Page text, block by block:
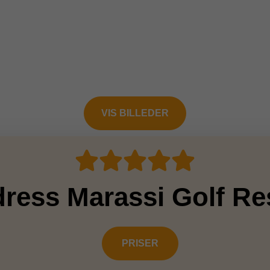
VIS BILLEDER
Marassi Golf
PRISER